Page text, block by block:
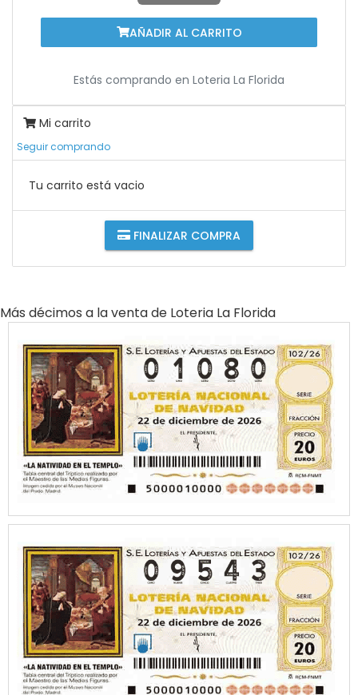
AÑADIR AL CARRITO
Estás comprando en Loteria La Florida
Mi carrito
Seguir comprando
Tu carrito está vacio
FINALIZAR COMPRA
Más décimos a la venta de Loteria La Florida